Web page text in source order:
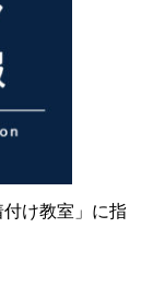
け教室」に指